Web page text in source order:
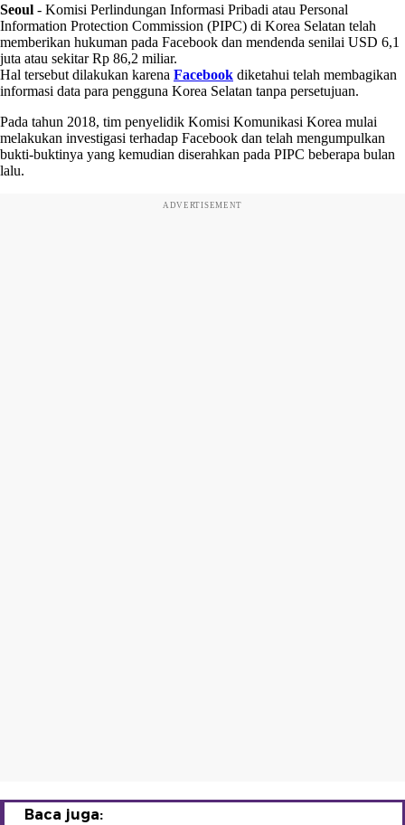
Seoul - Komisi Perlindungan Informasi Pribadi atau Personal
Information Protection Commission (PIPC) di Korea Selatan telah
memberikan hukuman pada Facebook dan mendenda senilai USD 6,1
juta atau sekitar Rp 86,2 miliar.
Hal tersebut dilakukan karena Facebook diketahui telah membagikan
informasi data para pengguna Korea Selatan tanpa persetujuan.
Pada tahun 2018, tim penyelidik Komisi Komunikasi Korea mulai
melakukan investigasi terhadap Facebook dan telah mengumpulkan
bukti-buktinya yang kemudian diserahkan pada PIPC beberapa bulan
lalu.
ADVERTISEMENT
Baca juga: